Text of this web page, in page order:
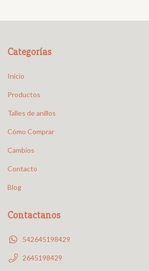
Categorías
Inicio
Productos
Talles de anillos
Cómo Comprar
Cambios
Contacto
Blog
Contactanos
542645198429
2645198429